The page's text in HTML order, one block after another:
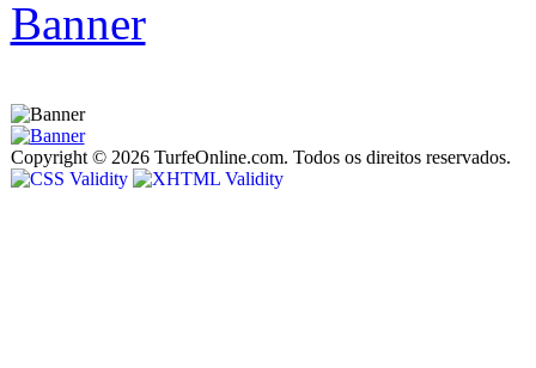
Copyright © 2026 TurfeOnline.com. Todos os direitos reservados.